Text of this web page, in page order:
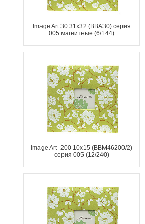
Image Art 30 31x32 (ВВА30) серия
005 магнитные (6/144)
Image Art -200 10x15 (BBM46200/2)
серия 005 (12/240)